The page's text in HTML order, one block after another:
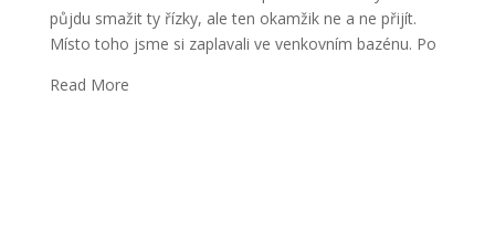
půjdu smažit ty řízky, ale ten okamžik ne a ne přijít.
Místo toho jsme si zaplavali ve venkovním bazénu. Po
Read More